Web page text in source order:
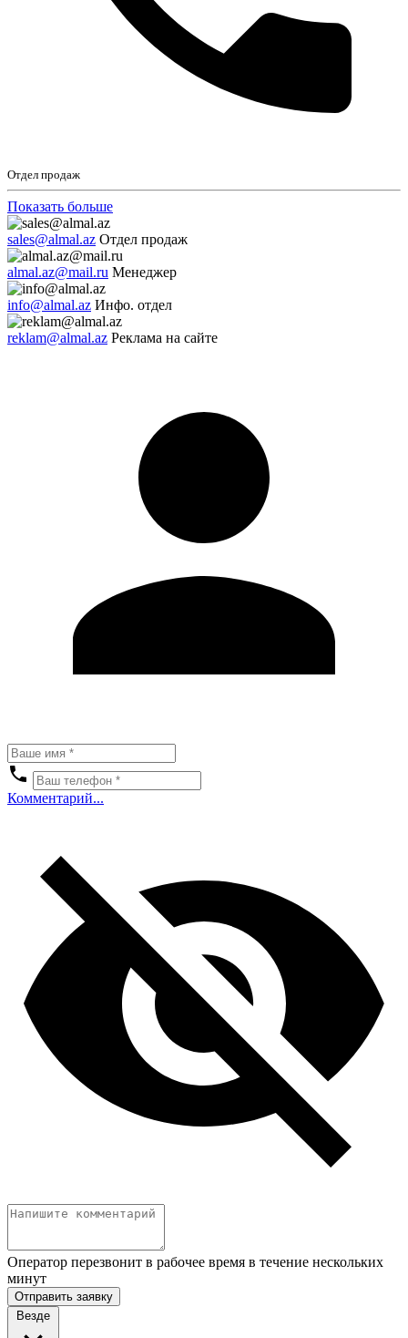
Отдел продаж
Показать больше
sales@almal.az Отдел продаж
almal.az@mail.ru Менеджер
info@almal.az Инфо. отдел
reklam@almal.az Реклама на сайте
Комментарий...
Оператор перезвонит в рабочее время в течение нескольких
минут
Отправить заявку
Везде